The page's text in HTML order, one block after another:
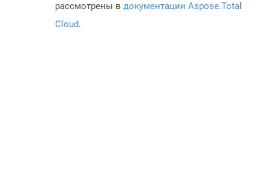
рассмотрены в документации Aspose.Total
Cloud.